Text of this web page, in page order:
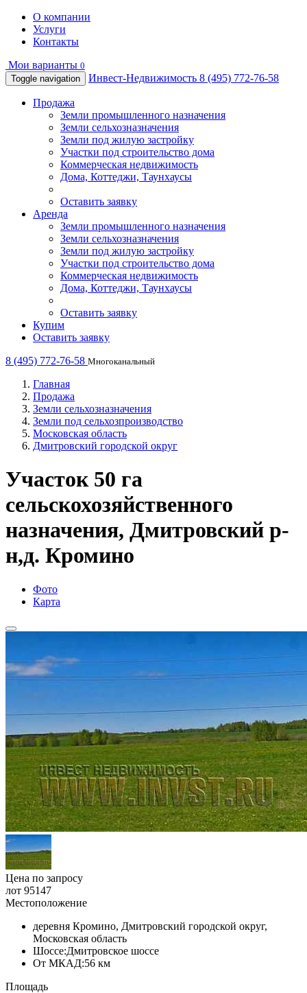
О компании
Услуги
Контакты
Мои варианты 0
Toggle navigation
Инвест-Недвижимость 8 (495) 772-76-58
Продажа
Земли промышленного назначения
Земли сельхозназначения
Земли под жилую застройку
Участки под строительство дома
Коммерческая недвижимость
Дома, Коттеджи, Таунхаусы
Оставить заявку
Аренда
Земли промышленного назначения
Земли сельхозназначения
Земли под жилую застройку
Участки под строительство дома
Коммерческая недвижимость
Дома, Коттеджи, Таунхаусы
Оставить заявку
Купим
Оставить заявку
8 (495) 772-76-58 Многоканальный
Главная
Продажа
Земли сельхозназначения
Земли под сельхозпроизводство
Московская область
Дмитровский городской округ
Участок 50 га
сельскохозяйственного
назначения, Дмитровский р-
н,д. Кромино
Фото
Карта
Цена по запросу
лот 95147
Местоположение
деревня Кромино, Дмитровский городской округ,
Московская область
Шоссе:Дмитровское шоссе
От МКАД:56 км
Площадь